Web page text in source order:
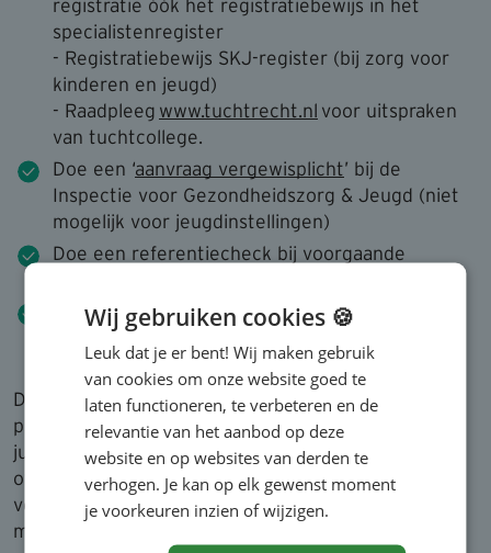
registratie óók het registratiebewijs in het
specialistenregister
- Registratiebewijs SKJ-register (bij zorg voor
kinderen en jeugd)
- Raadpleeg www.tuchtrecht.nl voor uitspraken
van tuchtcollege.
Doe een ‘aanvraag vergewisplicht’ bij de
Inspectie voor Gezondheidszorg & Jeugd (niet
mogelijk voor jeugdinstellingen)
Doe een referentiecheck bij voorgaande
Neem het cv ook op in het personeelsdossier
mocht dit nog niet gebruikelijk zijn.
Deze bewijsstukken en informatie bevatten allerlei
persoonsgegevens. Het is de kunst deze op het
juiste moment te verzamelen. Dus ná
overeenstemming over de arbeidsvoorwaarden en
vóór de eerste werkdag. Maar ook op verschillende
momenten tijdens een loopbaan. Denk aan
Wij gebruiken cookies 🍪
Leuk dat je er bent! Wij maken gebruik
van cookies om onze website goed te
laten functioneren, te verbeteren en de
relevantie van het aanbod op deze
website en op websites van derden te
verhogen. Je kan op elk gewenst moment
je voorkeuren inzien of wijzigen.